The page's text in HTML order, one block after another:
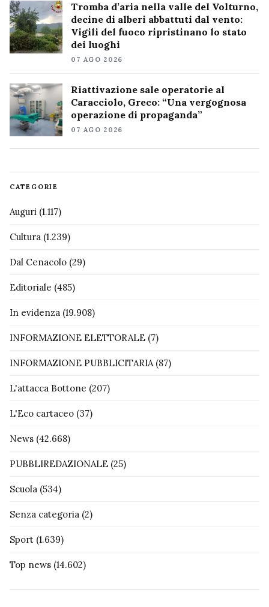
Tromba d’aria nella valle del Volturno,
decine di alberi abbattuti dal vento:
Vigili del fuoco ripristinano lo stato
dei luoghi
07 AGO 2026
Riattivazione sale operatorie al
Caracciolo, Greco: “Una vergognosa
operazione di propaganda”
07 AGO 2026
CATEGORIE
Auguri (1.117)
Cultura (1.239)
Dal Cenacolo (29)
Editoriale (485)
In evidenza (19.908)
INFORMAZIONE ELETTORALE (7)
INFORMAZIONE PUBBLICITARIA(87)
L'attacca Bottone (207)
L'Eco cartaceo (37)
News (42.668)
PUBBLIREDAZIONALE (25)
Scuola (534)
Senza categoria (2)
Sport (1.639)
Top news (14.602)